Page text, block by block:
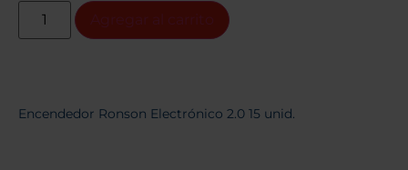
Encendedor Ronson Electrónico 2.0 15 unid.